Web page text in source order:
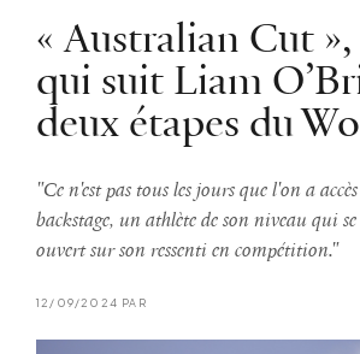
« Australian Cut
qui suit Liam
deux étapes du
"Ce n'est pas tous les jours que l'on a
backstage, un athlète de son niveau qui
ouvert sur son ressenti en compétition."
12/09/2024 PAR